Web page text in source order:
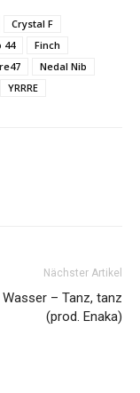
Crystal F
44
Finch
Nedal Nib
YRRRE
Nächster Artikel
Wasser – Tanz, tanz
(prod. Enaka)